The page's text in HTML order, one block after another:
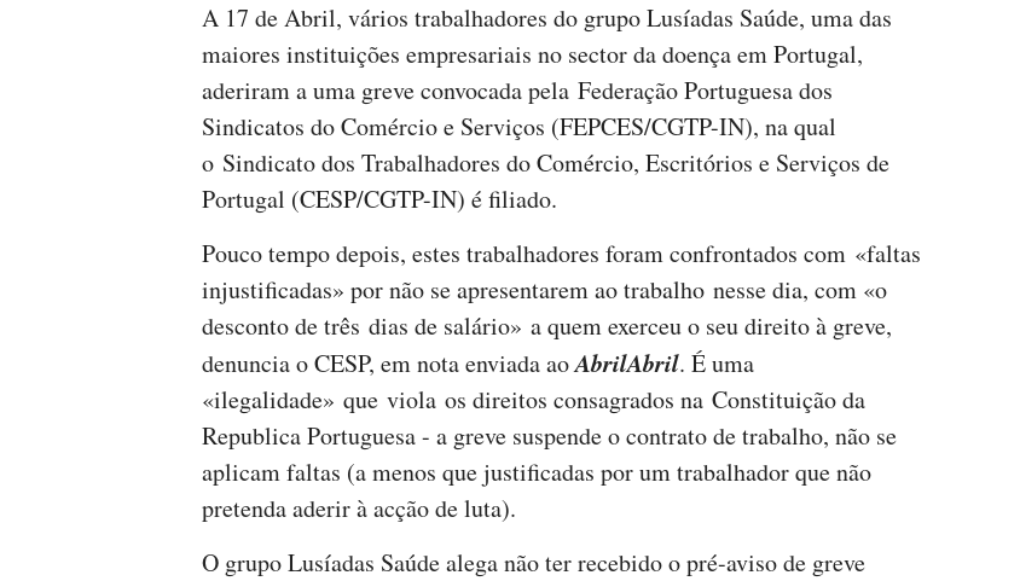
A 17 de Abril, vários trabalhadores do grupo Lusíadas Saúde, uma das
maiores instituições empresariais no sector da doença em Portugal,
aderiram a uma greve convocada pela Federação Portuguesa dos
Sindicatos do Comércio e Serviços (FEPCES/CGTP-IN), na qual
o Sindicato dos Trabalhadores do Comércio, Escritórios e Serviços de
Portugal (CESP/CGTP-IN) é filiado.
Pouco tempo depois, estes trabalhadores foram confrontados com «faltas
injustificadas» por não se apresentarem ao trabalho nesse dia, com «o
desconto de três dias de salário» a quem exerceu o seu direito à greve,
denuncia o CESP, em nota enviada aoAbrilAbril. É uma
«ilegalidade» que viola os direitos consagrados na Constituição da
Republica Portuguesa - a greve suspende o contrato de trabalho, não se
aplicam faltas (a menos que justificadas por um trabalhador que não
pretenda aderir à acção de luta).
O grupo Lusíadas Saúde alega não ter recebido o pré-aviso de greve